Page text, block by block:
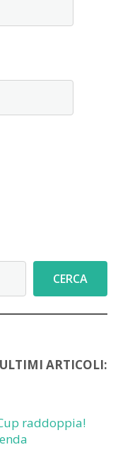
CERCA
ULTIMI ARTICOLI:
raddoppia!